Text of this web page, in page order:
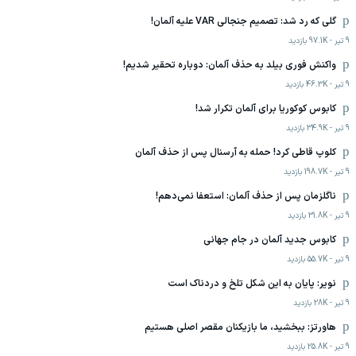
گلی که رد شد: تصمیم جنجالی VAR علیه آلمان!
9 تیر -
97.1K بازدید
واکنش فوری بیلد به حذف آلمان: دوباره تحقیر شدیم!
9 تیر -
46.3K بازدید
کابوس کوکوریا برای آلمان تکرار شد!
9 تیر -
34.9K بازدید
کلوپ قاطی کرد! حمله به آرسنال پس از حذف آلمان
9 تیر -
198.7K بازدید
ناگلزمان پس از حذف آلمان: استعفا نمی‌دهم!
9 تیر -
31.8K بازدید
کابوس جدید آلمان در جام جهانی
9 تیر -
55.7K بازدید
نویر: پایان به این شکل تلخ و دردناک است
9 تیر -
28K بازدید
هاورتز: ببخشید، ما بازیکنان مقصر اصلی هستیم
9 تیر -
25.8K بازدید